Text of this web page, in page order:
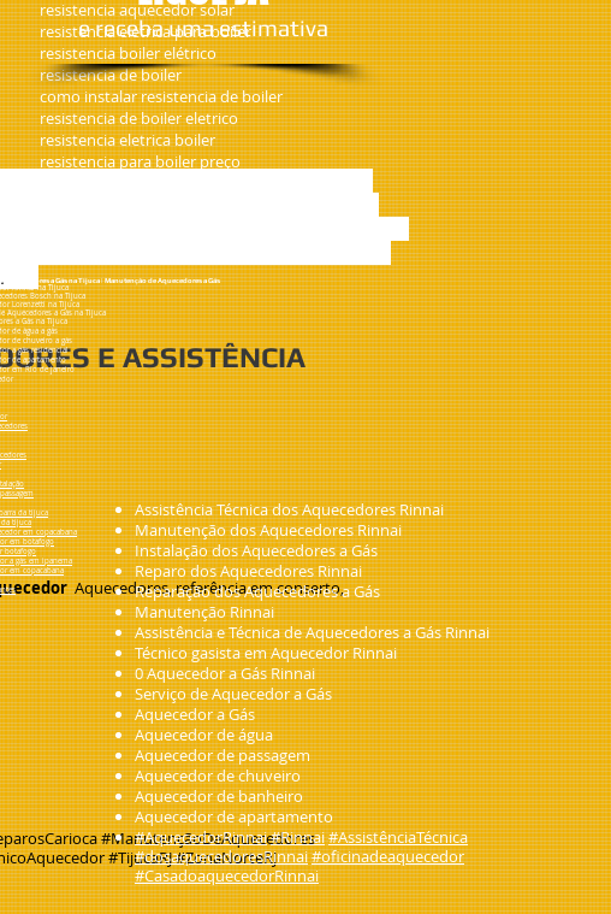
resistencia aquecedor solar
resistencia eletrica para boiler
resistencia boiler elétrico
resistencia de boiler
como instalar resistencia de boiler
resistencia de boiler eletrico
resistencia eletrica boiler
resistencia para boiler preço
E ASSISTÊNCIA
Aquecedores, referência em conserto,
#ManutençãoDeAquecedores
#TijucaRJ #ZonaNorteRJ
​e receba uma estimativa
Aquecedores a Gás na Tijuca | Manutenção de Aquecedores a Gás
Rinnai na Tijuca
Bosch na Tijuca
Lorenzetti na Tijuca
Aquecedores a Gás na Tijuca
a Gás na Tijuca
de água a gás
de chuveiro a gás
a gás residencial
de apartamento
em Rio de janeiro
da tijuca
da tijuca
em copacabana
em botafogo
botafogo
a gás em ipanema
em copacabana
Assistência Técnica dos Aquecedores Rinnai
Manutenção dos Aquecedores Rinnai
Instalação dos Aquecedores a Gás
Reparo dos Aquecedores Rinnai
Reparação dos Aquecedores a Gás
Manutenção Rinnai
Assistência e Técnica de Aquecedores a Gás Rinnai
Técnico gasista em Aquecedor Rinnai
0 Aquecedor a Gás Rinnai
Serviço de Aquecedor a Gás
Aquecedor a Gás
Aquecedor de água
Aquecedor de passagem
Aquecedor de chuveiro
Aquecedor de banheiro
Aquecedor de apartamento
#AquecedorRinnai#Rinnai#AssistênciaTécnica
#dosaquecedoresRinnai#oficinadeaquecedor
#CasadoaquecedorRinnai